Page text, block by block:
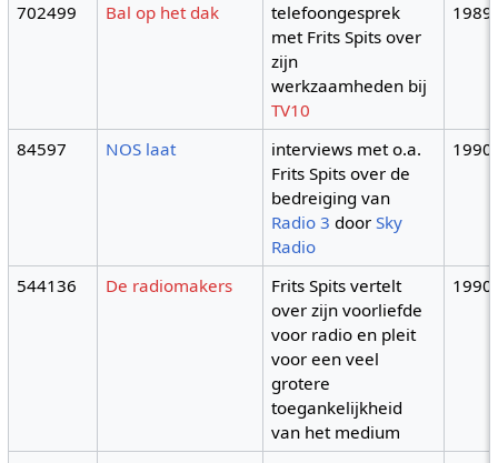
702499 Bal op het dak
telefoongesprek
met Frits Spits over
zijn
werkzaamheden bij
TV10
1989
84597 NOS laat
interviews met o.a.
Frits Spits over de
bedreiging van
Radio 3 doorSky
Radio
1990
544136 De radiomakers
Frits Spits vertelt
over zijn voorliefde
voor radio en pleit
voor een veel
grotere
toegankelijkheid
van het medium
1990